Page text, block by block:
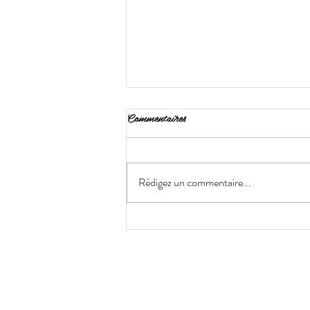
Chignon bas ou chignon haut quel
Commentaires
Rédigez un commentaire...